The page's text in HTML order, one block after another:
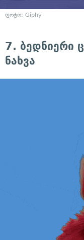
ფოტო: Giphy
7. ბედნიერი
ნახვა